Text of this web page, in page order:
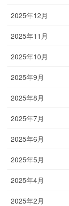
2025年12月
2025年11月
2025年10月
2025年9月
2025年8月
2025年7月
2025年6月
2025年5月
2025年4月
2025年2月